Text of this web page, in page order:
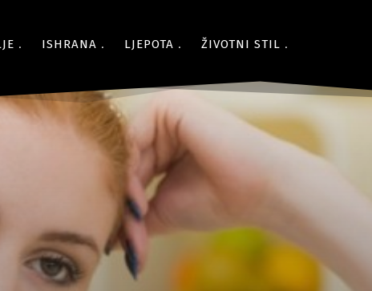
ISHRANA LJEPOTA ŽIVOTNI STIL